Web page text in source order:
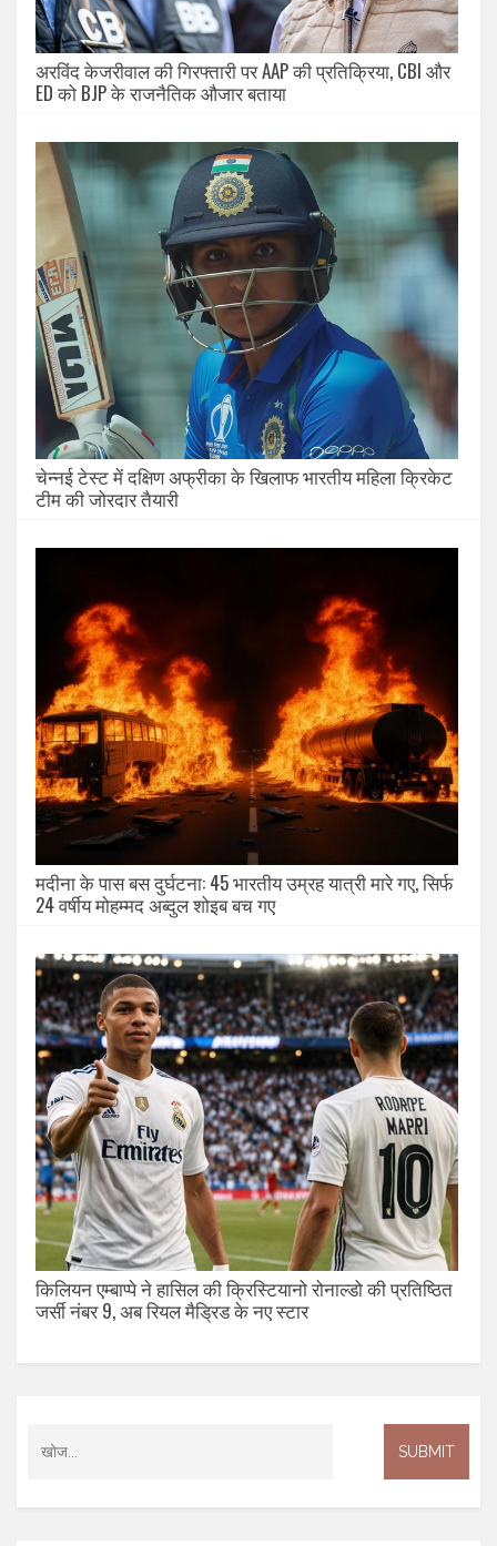
अरविंद केजरीवाल की गिरफ्तारी पर AAP की प्रतिक्रिया, CBI और
ED को BJP के राजनैतिक औजार बताया
चेन्नई टेस्ट में दक्षिण अफ्रीका के खिलाफ भारतीय महिला क्रिकेट
टीम की जोरदार तैयारी
मदीना के पास बस दुर्घटना: 45 भारतीय उम्रह यात्री मारे गए, सिर्फ
24 वर्षीय मोहम्मद अब्दुल शोइब बच गए
किलियन एम्बाप्पे ने हासिल की क्रिस्टियानो रोनाल्डो की प्रतिष्ठित
जर्सी नंबर 9, अब रियल मैड्रिड के नए स्टार